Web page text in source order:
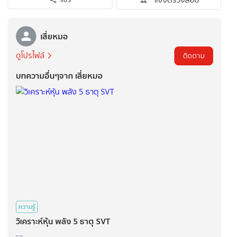
เสี่ยหมอ
ดูโปรไฟล์ ติดตาม
บทความอื่นๆจาก เสี่ยหมอ
ความรู้
วิเคราะห์หุ้น พลัง 5 ธาตุ SVT